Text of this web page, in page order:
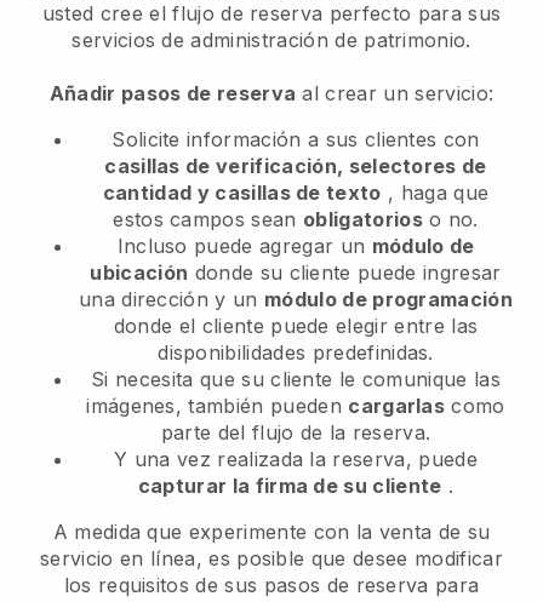
usted cree el flujo de reserva perfecto para sus
servicios de administración de patrimonio.
Añadir pasos de reserva al crear un servicio:
Solicite información a sus clientes con
casillas de verificación, selectores de
cantidad y casillas de texto , haga que
estos campos sean obligatorioso no.
Incluso puede agregar un módulo de
ubicación donde su cliente puede ingresar
una dirección y un módulo de programación
donde el cliente puede elegir entre las
disponibilidades predefinidas.
Si necesita que su cliente le comunique las
imágenes, también pueden cargarlas como
parte del flujo de la reserva.
Y una vez realizada la reserva, puede
capturar la firma de su cliente .
A medida que experimente con la venta de su
servicio en línea, es posible que desee modificar
los requisitos de sus pasos de reserva para